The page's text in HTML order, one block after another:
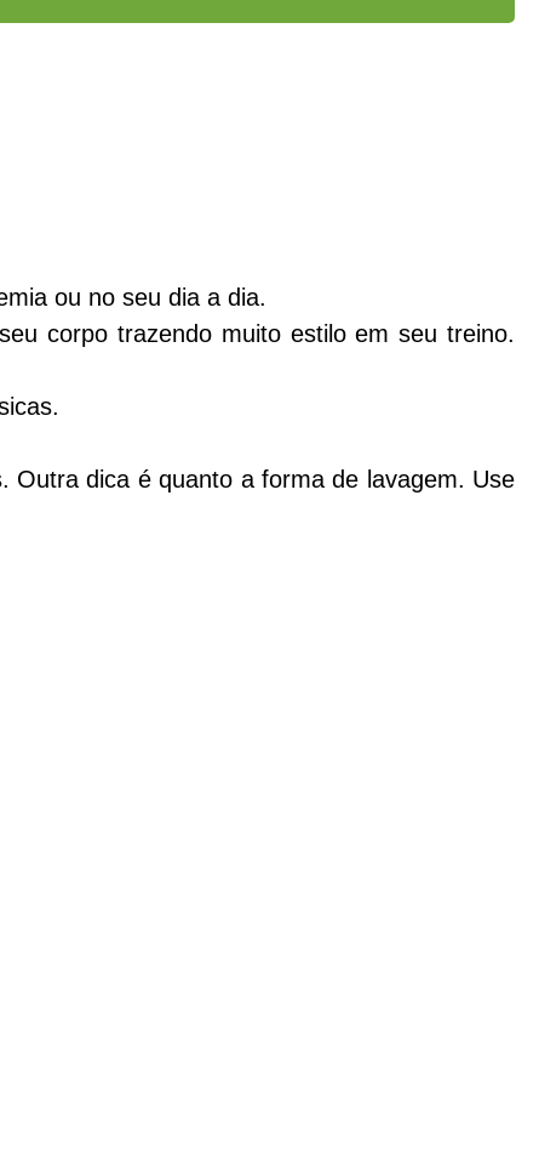
ou no seu dia a dia.
seu corpo trazendo muito estilo em seu treino.
Outra dica é quanto a forma de lavagem. Use